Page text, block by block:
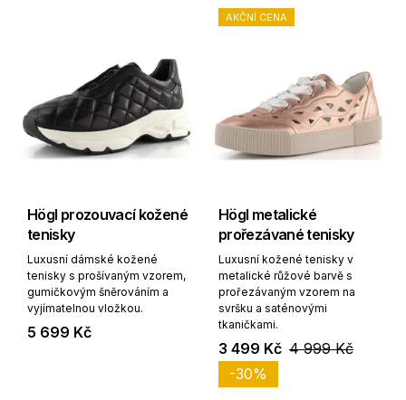
Högl prozouvací kožené
tenisky
Luxusní dámské kožené
tenisky s prošívaným vzorem,
gumičkovým šněrováním a
vyjímatelnou vložkou.
5 699 Kč
AKČNÍ CENA
Högl metalické
prořezávané tenisky
Luxusní kožené tenisky v
metalické růžové barvě s
prořezávaným vzorem na
svršku a saténovými
tkaničkami.
3 499 Kč 4 999 Kč
-30%